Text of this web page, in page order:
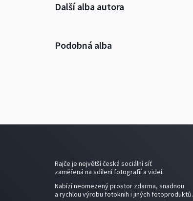
Další alba autora
Podobná alba
Rajče je největší česká sociální síť
zaměřená na sdílení fotografií a videí.
Nabízí neomezený prostor zdarma, snadnou
a rychlou výrobu fotoknih i jiných fotoproduktů.